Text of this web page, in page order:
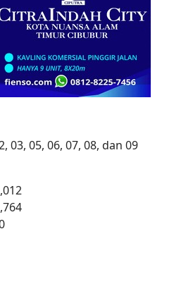
03, 05, 06, 07, 08, dan 09